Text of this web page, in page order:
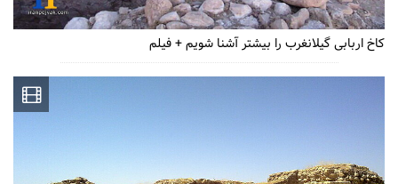
کاخ اربابی گیلانغرب را بیشتر آشنا شویم + فیلم